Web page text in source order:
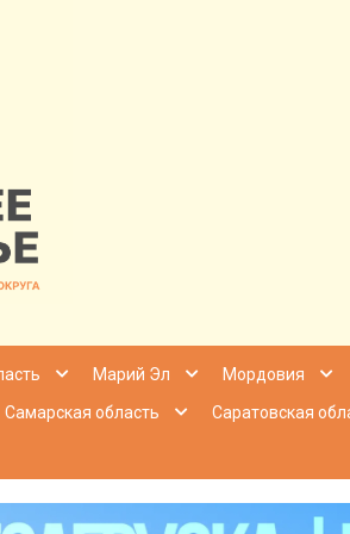
|Марий Эл Мордовия
Самарская область Саратовская